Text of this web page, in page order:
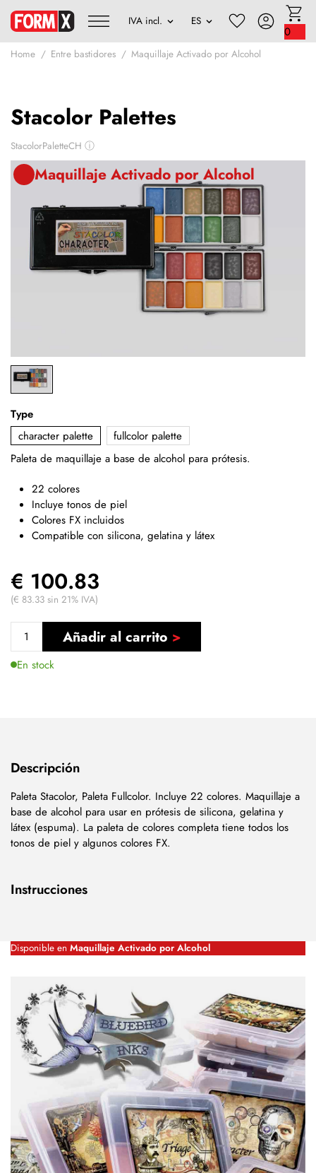
0
Home Entre bastidores Maquillaje Activado por Alcohol
Stacolor Palettes
StacolorPaletteCH ⓘ
Maquillaje Activado por Alcohol
Type
character palette
fullcolor palette
Paleta de maquillaje a base de alcohol para prótesis.
22 colores
Incluye tonos de piel
Colores FX incluidos
Compatible con silicona, gelatina y látex
€ 100.83
(€ 83.33 sin 21% IVA)
Añadir al carrito
En stock
Descripción
Paleta Stacolor, Paleta Fullcolor. Incluye 22 colores. Maquillaje a
base de alcohol para usar en prótesis de silicona, gelatina y
látex (espuma). La paleta de colores completa tiene todos los
tonos de piel y algunos colores FX.
Instrucciones
Disponible en Maquillaje Activado por Alcohol